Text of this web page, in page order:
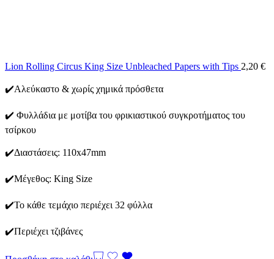
Lion Rolling Circus King Size Unbleached Papers with Tips 2,20 €
✔️Αλεύκαστο & χωρίς χημικά πρόσθετα
✔️ Φυλλάδια με μοτίβα του φρικιαστικού συγκροτήματος του
τσίρκου
✔️Διαστάσεις: 110x47mm
✔️Μέγεθος: King Size
✔️Το κάθε τεμάχιο περιέχει 32 φύλλα
✔️Περιέχει τζιβάνες